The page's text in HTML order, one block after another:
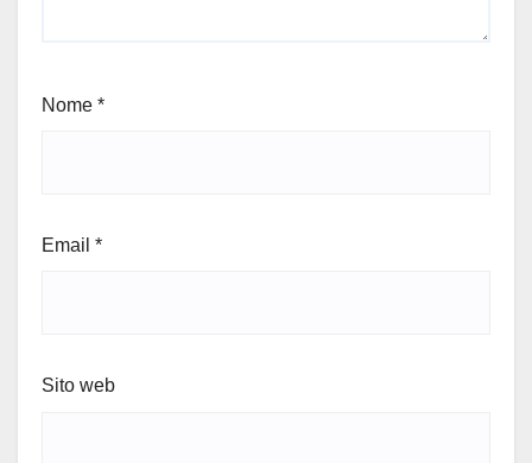
Nome *
Email *
Sito web